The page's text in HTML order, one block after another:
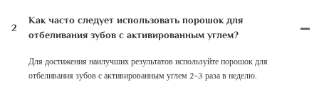
2
Как часто следует использовать порошок для
отбеливания зубов с активированным углем?
Для достижения наилучших результатов используйте порошок для
отбеливания зубов с активированным углем 2–3 раза в неделю.